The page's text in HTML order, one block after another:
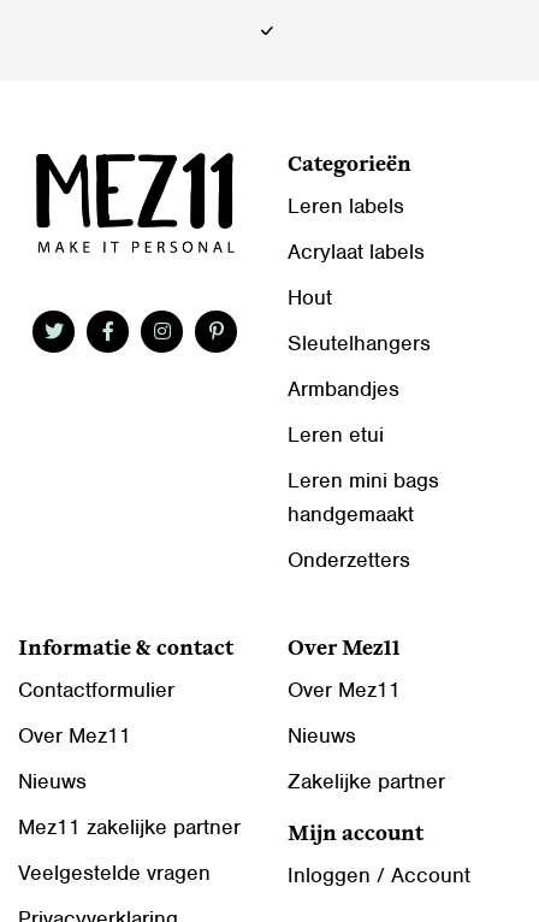
Categorieën
Leren labels
Acrylaat labels
Hout
Sleutelhangers
Armbandjes
Leren etui
Leren mini bags
handgemaakt
Onderzetters
Informatie & contact
Contactformulier
Over Mez11
Nieuws
Mez11 zakelijke partner
Veelgestelde vragen
Over Mez11
Over Mez11
Nieuws
Zakelijke partner
Mijn account
Inloggen / Account